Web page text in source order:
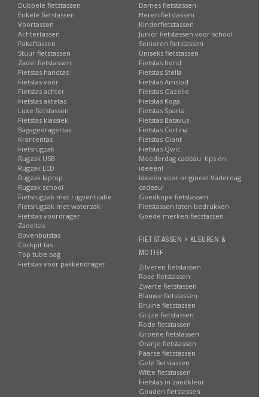
Dubbele fietstassen
Enkele fietstassen
Voortassen
Achtertassen
Pakaftassen
Stuur fietstassen
Zadel fietstassen
Fietstas handtas
Fietstas voor
Fietstas achter
Fietstas aktetas
Luxe fietstassen
Fietstas klassiek
Bagagedragertas
Krantentas
Fietsrugzak
Rugzak USB
Rugzak LED
Rugzak laptop
Rugzak school
Fietsrugzak met rugventilatie
Fietsrugzak met waterzak
Fietstas voordrager
Zadeltas
Bovenbuistas
Cockpit tas
Top tube bag
Fietstas voor pakkendrager
Dames fietstassen
Heren fietstassen
Kinderfietstassen
Junior fietstassen voor school
Senioren fietstassen
Uniseks fietstassen
Fietstas hond
Fietstas Stella
Fietstas Amslod
Fietstas Gazelle
Fietstas Koga
Fietstas Sparta
Fietstas Batavus
Fietstas Cortina
Fietstas Giant
Fietstas Qwic
Moederdag cadeau: tips en
ideeën!
Ideeën voor origineel Vaderdag
cadeau!
Goedkope fietstassen
Fietstassen laten bedrukken
Goede merken fietstassen
FIETSTASSEN > KLEUREN &
MOTIEF
Zilveren fietstassen
Roze fietstassen
Zwarte fietstassen
Blauwe fietstassen
Bruine fietstassen
Grijze fietstassen
Rode fietstassen
Groene fietstassen
Oranje fietstassen
Paarse fietstassen
Gele fietstassen
Witte fietstassen
Fietstas in zandkleur
Gouden fietstassen